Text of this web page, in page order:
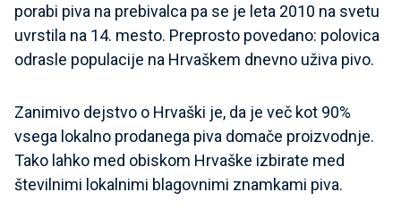
porabi piva na prebivalca pa se je leta 2010 na svetu
uvrstila na 14. mesto. Preprosto povedano: polovica
odrasle populacije na Hrvaškem dnevno uživa pivo.
Zanimivo dejstvo o Hrvaški je, da je več kot 90%
vsega lokalno prodanega piva domače proizvodnje.
Tako lahko med obiskom Hrvaške izbirate med
številnimi lokalnimi blagovnimi znamkami piva.